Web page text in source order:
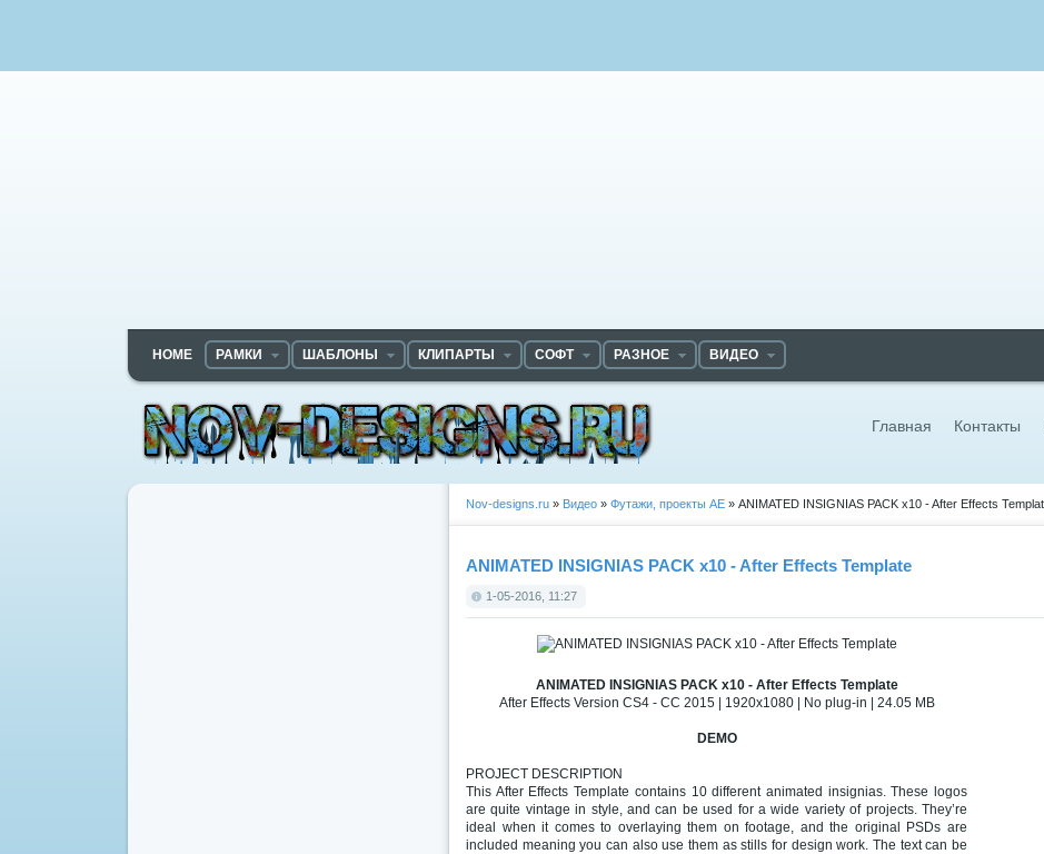
HOME РАМКИ ШАБЛОНЫ КЛИПАРТЫ СОФТ РАЗНОЕ ВИДЕО
Главная Контакты
Nov-designs.ru » Видео » Футажи, проекты АЕ » ANIMATED INSIGNIAS PACK x10 - After Effects
ANIMATED INSIGNIAS PACK x10 - After Effects Template
1-05-2016, 11:27
ANIMATED INSIGNIAS PACK x10 - After Effects Template
After Effects Version CS4 - CC 2015 | 1920x1080 | No plug-in | 24.05 MB
DEMO
PROJECT DESCRIPTION
This After Effects Template contains 10 different animated insignias. These logos
are quite vintage in style, and can be used for a wide variety of projects. They’re
ideal when it comes to overlaying them on footage, and the original PSDs are
included meaning you can also use them as stills for design work. The text can be